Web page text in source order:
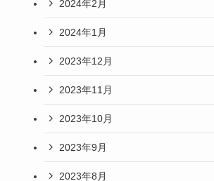
2024年2月
2024年1月
2023年12月
2023年11月
2023年10月
2023年9月
2023年8月